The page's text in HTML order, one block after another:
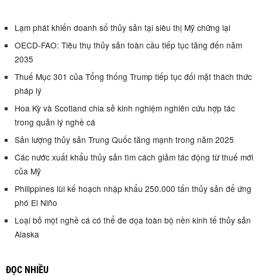
Lạm phát khiến doanh số thủy sản tại siêu thị Mỹ chững lại
OECD-FAO: Tiêu thụ thủy sản toàn cầu tiếp tục tăng đến năm
2035
Thuế Mục 301 của Tổng thống Trump tiếp tục đối mặt thách thức
pháp lý
Hoa Kỳ và Scotland chia sẻ kinh nghiệm nghiên cứu hợp tác
trong quản lý nghề cá
Sản lượng thủy sản Trung Quốc tăng mạnh trong năm 2025
Các nước xuất khẩu thủy sản tìm cách giảm tác động từ thuế mới
của Mỹ
Philippines lùi kế hoạch nhập khẩu 250.000 tấn thủy sản để ứng
phó El Niño
Loại bỏ một nghề cá có thể đe dọa toàn bộ nền kinh tế thủy sản
Alaska
ĐỌC NHIỀU